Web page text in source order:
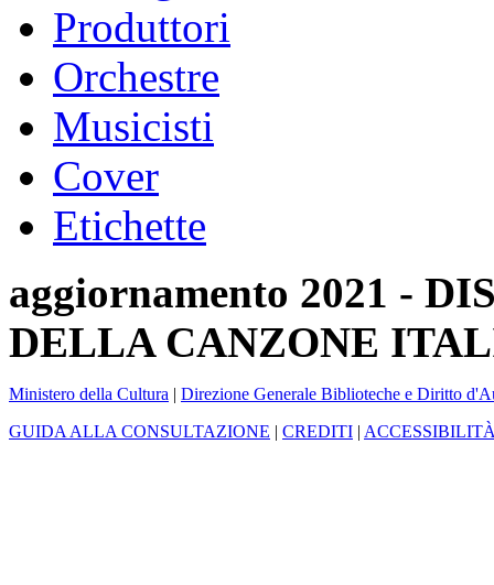
Produttori
Orchestre
Musicisti
Cover
Etichette
aggiornamento 2021 -
DELLA CANZONE
Ministero della Cultura | Direzione Generale Biblioteche e Diritto
GUIDA ALLA CONSULTAZIONE | CREDITI |